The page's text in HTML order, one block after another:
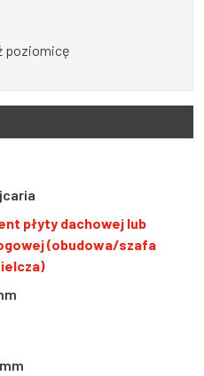
poziomicę
płyty dachowej lub
(obudowa/szafa